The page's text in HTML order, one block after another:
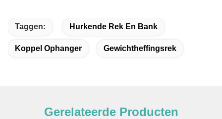
Taggen: Hurkende Rek En Bank
Koppel Ophanger Gewichtheffingsrek
Gerelateerde Producten